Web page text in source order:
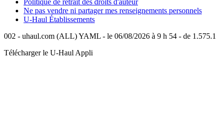
Politique de retrait des droits d'auteur
Ne pas vendre ni partager mes renseignements personnels
U-Haul Établissements
002 - uhaul.com (ALL) YAML - le 06/08/2026 à 9 h 54 - de 1.575.1
Télécharger le U-Haul Appli